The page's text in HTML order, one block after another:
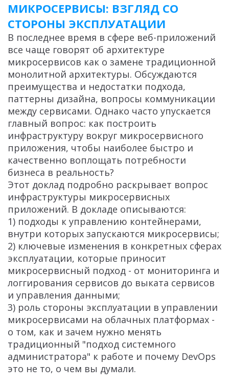
МИКРОСЕРВИСЫ: ВЗГЛЯД СО
СТОРОНЫ ЭКСПЛУАТАЦИИ
В последнее время в сфере веб-приложений
все чаще говорят об архитектуре
микросервисов как о замене традиционной
монолитной архитектуры. Обсуждаются
преимущества и недостатки подхода,
паттерны дизайна, вопросы коммуникации
между сервисами. Однако часто упускается
главный вопрос: как построить
инфраструктуру вокруг микросервисного
приложения, чтобы наиболее быстро и
качественно воплощать потребности
бизнеса в реальность?
Этот доклад подробно раскрывает вопрос
инфраструктуры микросервисных
приложений. В докладе описываются:
1) подходы к управлению контейнерами,
внутри которых запускаются микросервисы;
2) ключевые изменения в конкретных сферах
эксплуатации, которые приносит
микросервисный подход - от мониторинга и
логгирования сервисов до выката сервисов
и управления данными;
3) роль стороны эксплуатации в управлении
микросервисами на облачных платформах -
о том, как и зачем нужно менять
традиционный "подход системного
администратора" к работе и почему DevOps
это не то, о чем вы думали.